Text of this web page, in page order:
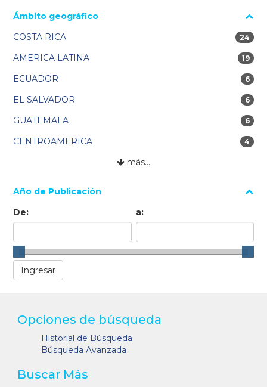
Ámbito geográfico
COSTA RICA
24
24
AMERICA LATINA 19
19
ECUADOR 6
6
EL SALVADOR 6
6
GUATEMALA 6
6
CENTROAMERICA 4
4
más…
Año de Publicación
De:
a:
Opciones de búsqueda
Historial de Búsqueda
Búsqueda Avanzada
Buscar Más